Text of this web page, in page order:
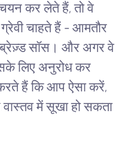
कर लेते हैं, तो वे
चाहते हैं - आमतौर
ब्रेज़्ड सॉस। और अगर वे
लिए अनुरोध कर
हैं कि आप ऐसा करें,
में सूखा हो सकता